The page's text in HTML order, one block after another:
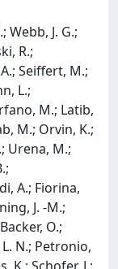
Webb, J. G.;
R.;
Seiffert, M.;
L.;
M.; Latib,
M.; Orvin, K.;
Urena, M.;
A.; Fiorina,
J. -M.;
O.;
N.; Petronio,